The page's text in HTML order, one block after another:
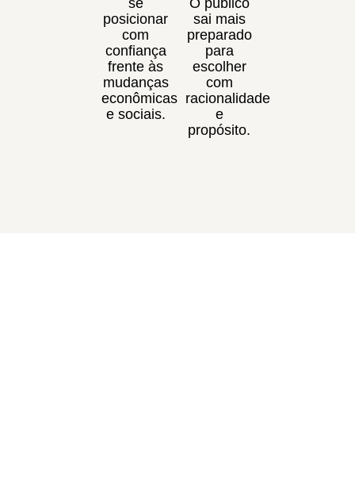
posicionar
com
confiança
frente às
mudanças
econômicas
e sociais.
sai mais
preparado
para
escolher
com
racionalidade
e
propósito.